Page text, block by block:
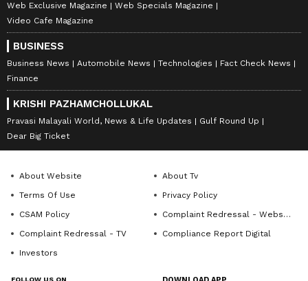
Web Exclusive Magazine
Web Specials Magazine
Video Cafe Magazine
BUSINESS
Business News Automobile News Technologies
Fact Check News
Finance
KRISHI PAZHAMCHOLLUKAL
Pravasi Malayali World, News & Life Updates
Gulf Round Up
Dear Big Ticket
About Website
About Tv
Terms Of Use
Privacy Policy
CSAM Policy
Complaint Redressal - Website
Complaint Redressal - TV
Compliance Report Digital
Investors
FOLLOW US ON